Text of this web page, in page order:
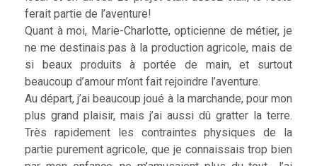
ferait partie de l’aventure!
Quant à moi, Marie-Charlotte, opticienne de métier, je
ne me destinais pas à la production agricole, mais de
si beaux produits à portée de main, et surtout
beaucoup d’amour m’ont fait rejoindre l’aventure.
Au départ, j’ai beaucoup joué à la marchande, pour mon
plus grand plaisir, mais j’ai aussi dû gratter la terre.
Très rapidement les contraintes physiques de la
partie purement agricole, que je connaissais trop bien